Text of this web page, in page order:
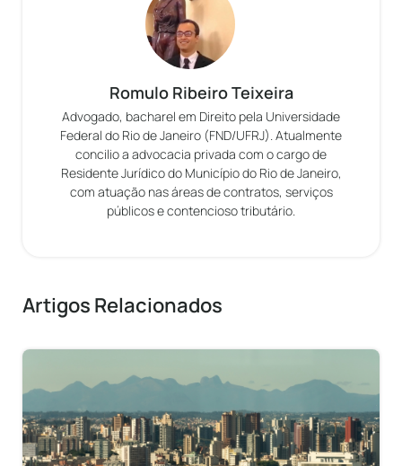
Romulo Ribeiro Teixeira
Advogado, bacharel em Direito pela Universidade
Federal do Rio de Janeiro (FND/UFRJ). Atualmente
concilio a advocacia privada com o cargo de
Residente Jurídico do Município do Rio de Janeiro,
com atuação nas áreas de contratos, serviços
públicos e contencioso tributário.
Artigos Relacionados